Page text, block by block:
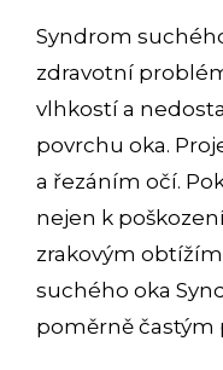
Syndrom
zdravotní
vlhkostí a
povrchu oka.
a řezáním očí.
nejen k
zrakovým
suchého oka
poměrně častým